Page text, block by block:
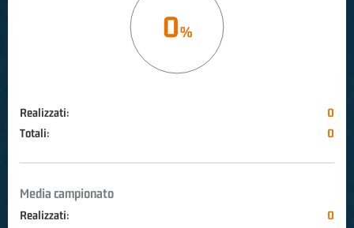
0
Realizzati:
0
Totali:
0
Media campionato
Realizzati:
0